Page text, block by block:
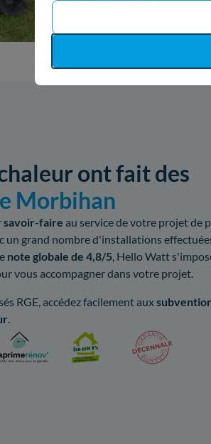
ont fait des
Morbihan
savoir-faire au service de votre projet de
un grand nombre d'installations
note globale de 4,8/5 , Hello Watt
vous accompagner dans votre projet.
RGE, accédez facilement aux